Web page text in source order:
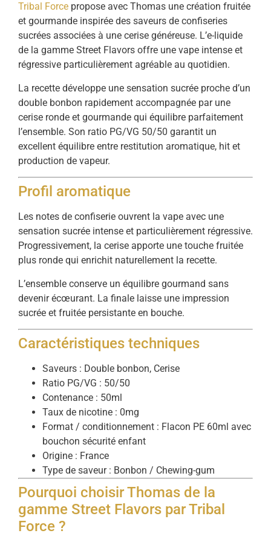
Tribal Force propose avec Thomas une création fruitée
et gourmande inspirée des saveurs de confiseries
sucrées associées à une cerise généreuse. L’e-liquide
de la gamme Street Flavors offre une vape intense et
régressive particulièrement agréable au quotidien.
La recette développe une sensation sucrée proche d’un
double bonbon rapidement accompagnée par une
cerise ronde et gourmande qui équilibre parfaitement
l’ensemble. Son ratio PG/VG 50/50 garantit un
excellent équilibre entre restitution aromatique, hit et
production de vapeur.
Profil aromatique
Les notes de confiserie ouvrent la vape avec une
sensation sucrée intense et particulièrement régressive.
Progressivement, la cerise apporte une touche fruitée
plus ronde qui enrichit naturellement la recette.
L’ensemble conserve un équilibre gourmand sans
devenir écœurant. La finale laisse une impression
sucrée et fruitée persistante en bouche.
Caractéristiques techniques
Saveurs : Double bonbon, Cerise
Ratio PG/VG : 50/50
Contenance : 50ml
Taux de nicotine : 0mg
Format / conditionnement : Flacon PE 60ml avec
bouchon sécurité enfant
Origine : France
Type de saveur : Bonbon / Chewing-gum
Pourquoi choisir Thomas de la
gamme Street Flavors par Tribal
Force ?